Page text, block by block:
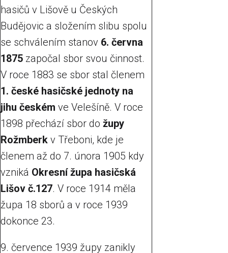
hasičů v Lišově u Českých
Budějovic a složením slibu spolu
se schválením stanov 6. června
1875 započal sbor svou činnost.
V roce 1883 se sbor stal členem
1. české hasičské jednoty na
jihu českém ve Velešíně. V roce
1898 přechází sbor do župy
Rožmberk v Třeboni, kde je
členem až do 7. února 1905 kdy
vzniká Okresní župa hasičská
Lišov č.127. V roce 1914 měla
župa 18 sborů a v roce 1939
dokonce 23.
9. července 1939 župy zanikly